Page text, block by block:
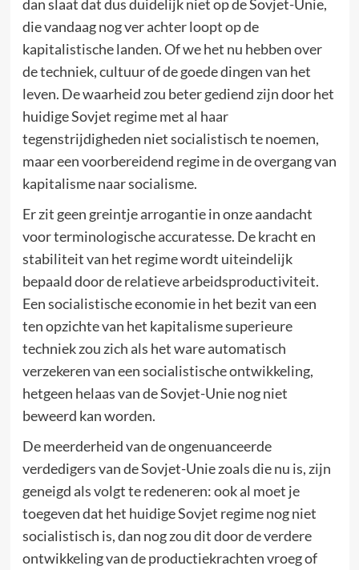
dan slaat dat dus duidelijk niet op de Sovjet-Unie,
die vandaag nog ver achter loopt op de
kapitalistische landen. Of we het nu hebben over
de techniek, cultuur of de goede dingen van het
leven. De waarheid zou beter gediend zijn door het
huidige Sovjet regime met al haar
tegenstrijdigheden niet socialistisch te noemen,
maar een voorbereidend regime in de overgang van
kapitalisme naar socialisme.
Er zit geen greintje arrogantie in onze aandacht
voor terminologische accuratesse. De kracht en
stabiliteit van het regime wordt uiteindelijk
bepaald door de relatieve arbeidsproductiviteit.
Een socialistische economie in het bezit van een
ten opzichte van het kapitalisme superieure
techniek zou zich als het ware automatisch
verzekeren van een socialistische ontwikkeling,
hetgeen helaas van de Sovjet-Unie nog niet
beweerd kan worden.
De meerderheid van de ongenuanceerde
verdedigers van de Sovjet-Unie zoals die nu is, zijn
geneigd als volgt te redeneren: ook al moet je
toegeven dat het huidige Sovjet regime nog niet
socialistisch is, dan nog zou dit door de verdere
ontwikkeling van de productiekrachten vroeg of